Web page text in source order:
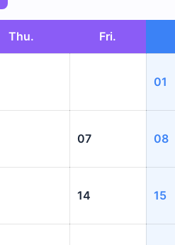
Thu. Fri.
01
07 08
14 15